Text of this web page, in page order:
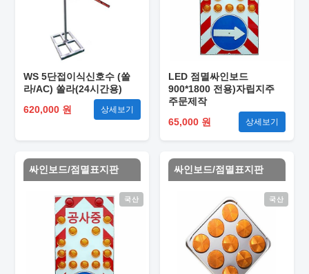
WS 5단접이식신호수 (쏠
라/AC) 쏠라(24시간용)
620,000 원
상세보기
LED 점멸싸인보드
900*1800 전용)자립지주
주문제작
65,000 원
상세보기
싸인보드/점멸표지판
국산
싸인보드/점멸표지판
국산